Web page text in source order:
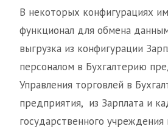
В некоторых конфигурациях
функционал для обмена
выгрузка из конфигурации
персоналом в Бухгалтерию
Управления торговлей в
предприятия, из Зарплата и
государственного